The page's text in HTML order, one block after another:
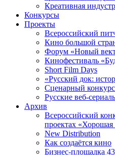
Креативная
Конкурсы
Проекты
Всероссийский
Кино большой
Форум «Новый
Кинофестиваль
Short Film Days
«Русский док:
Сценарный
Русские веб-
Архив
Всероссийский
проектах «Хорошая
New Distribution
Как создаётся кино
Бизнес-площадка